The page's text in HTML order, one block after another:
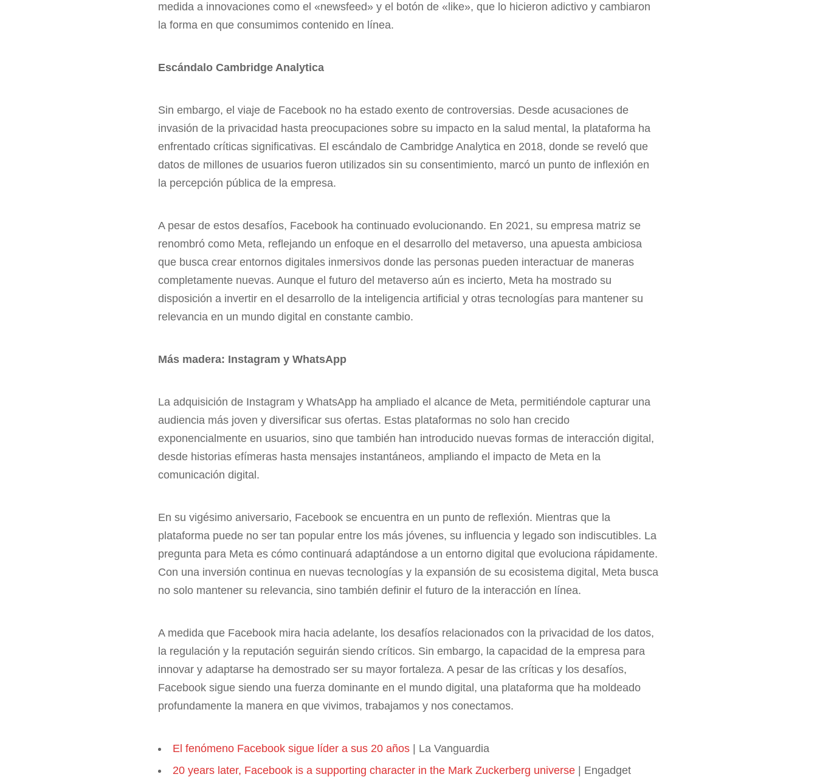
medida a innovaciones como el «newsfeed» y el botón de «like», que lo hicieron adictivo y cambiaron
la forma en que consumimos contenido en línea.
Escándalo Cambridge Analytica
Sin embargo, el viaje de Facebook no ha estado exento de controversias. Desde acusaciones de
invasión de la privacidad hasta preocupaciones sobre su impacto en la salud mental, la plataforma ha
enfrentado críticas significativas. El escándalo de Cambridge Analytica en 2018, donde se reveló que
datos de millones de usuarios fueron utilizados sin su consentimiento, marcó un punto de inflexión en
la percepción pública de la empresa.
A pesar de estos desafíos, Facebook ha continuado evolucionando. En 2021, su empresa matriz se
renombró como Meta, reflejando un enfoque en el desarrollo del metaverso, una apuesta ambiciosa
que busca crear entornos digitales inmersivos donde las personas pueden interactuar de maneras
completamente nuevas. Aunque el futuro del metaverso aún es incierto, Meta ha mostrado su
disposición a invertir en el desarrollo de la inteligencia artificial y otras tecnologías para mantener su
relevancia en un mundo digital en constante cambio.
Más madera: Instagram y WhatsApp
La adquisición de Instagram y WhatsApp ha ampliado el alcance de Meta, permitiéndole capturar una
audiencia más joven y diversificar sus ofertas. Estas plataformas no solo han crecido
exponencialmente en usuarios, sino que también han introducido nuevas formas de interacción digital,
desde historias efímeras hasta mensajes instantáneos, ampliando el impacto de Meta en la
comunicación digital.
En su vigésimo aniversario, Facebook se encuentra en un punto de reflexión. Mientras que la
plataforma puede no ser tan popular entre los más jóvenes, su influencia y legado son indiscutibles. La
pregunta para Meta es cómo continuará adaptándose a un entorno digital que evoluciona rápidamente.
Con una inversión continua en nuevas tecnologías y la expansión de su ecosistema digital, Meta busca
no solo mantener su relevancia, sino también definir el futuro de la interacción en línea.
A medida que Facebook mira hacia adelante, los desafíos relacionados con la privacidad de los datos,
la regulación y la reputación seguirán siendo críticos. Sin embargo, la capacidad de la empresa para
innovar y adaptarse ha demostrado ser su mayor fortaleza. A pesar de las críticas y los desafíos,
Facebook sigue siendo una fuerza dominante en el mundo digital, una plataforma que ha moldeado
profundamente la manera en que vivimos, trabajamos y nos conectamos.
El fenómeno Facebook sigue líder a sus 20 años | La Vanguardia
20 years later, Facebook is a supporting character in the Mark Zuckerberg universe | Engadget